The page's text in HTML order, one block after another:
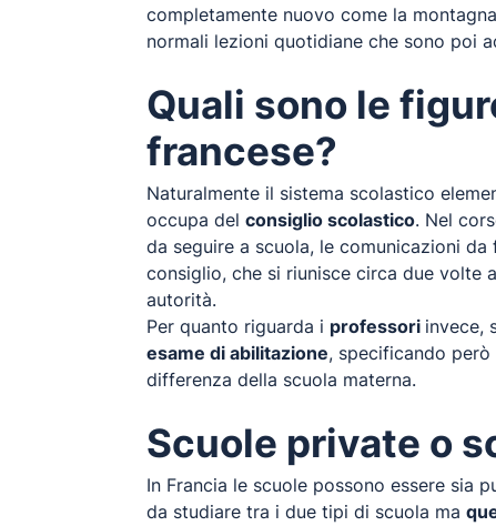
completamente nuovo come la
normali lezioni quotidiane che sono poi
Quali sono le
francese?
Naturalmente il sistema scolastico
occupa del consiglio scolastico. Nel
da seguire a scuola, le comunicazioni
consiglio, che si riunisce circa due volte
autorità.
Per quanto riguarda i professori invece,
esame di abilitazione, specificando
differenza della scuola materna.
Scuole private o
In Francia le scuole possono essere sia
da studiare tra i due tipi di scuola ma